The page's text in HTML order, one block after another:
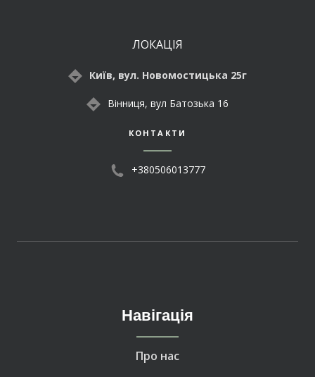
ЛОКАЦІЯ
Київ, вул. Новомостицька 25г
Вінниця, вул Батозька 16
КОНТАКТИ
+380506013777
Навігація
Про нас